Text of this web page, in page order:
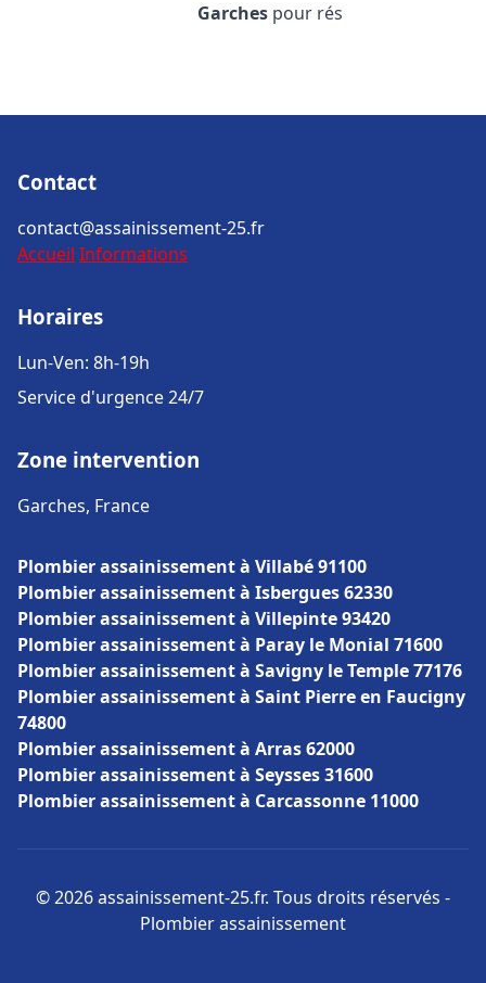
Garches pour rés
Contact
contact@assainissement-25.fr
Accueil Informations
Horaires
Lun-Ven: 8h-19h
Service d'urgence 24/7
Zone intervention
Garches, France
Plombier assainissement à Villabé 91100
Plombier assainissement à Isbergues 62330
Plombier assainissement à Villepinte 93420
Plombier assainissement à Paray le Monial 71600
Plombier assainissement à Savigny le Temple 77176
Plombier assainissement à Saint Pierre en Faucigny
74800
Plombier assainissement à Arras 62000
Plombier assainissement à Seysses 31600
Plombier assainissement à Carcassonne 11000
© 2026 assainissement-25.fr. Tous droits réservés -
Plombier assainissement